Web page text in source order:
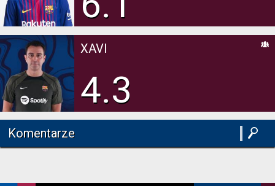
XAVI
4.3
Komentarze